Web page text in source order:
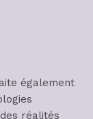
également
réalités